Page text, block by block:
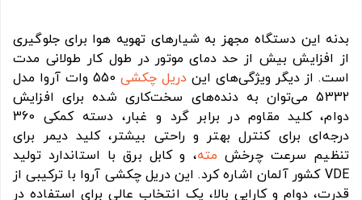
بدنه این دستگاه مجهز به شیارهای تهویه هوا برای جلوگیری
از افزایش بیش از حد دمای موتور در طول کار طولانی مدت
است. از دیگر ویژگی‌های این دریل چکشی
550 وات آروا مدل
5332 می‌توان به دنده‌های سخت‌کاری شده برای افزایش
دوام، کلید مقاوم در برابر گرد و غبار، دسته کمکی 360
درجه‌ای برای کنترل بهتر و راحتی بیشتر، کلید دیمر برای
تنظیم سرعت چرخش مته، و کابل برق با استاندارد تولید
VDE کشور آلمان اشاره کرد. این دریل چکشی آروا با ترکیبی از
قدرت، دوام و کارایی بالا، یک انتخاب عالی برای استفاده در